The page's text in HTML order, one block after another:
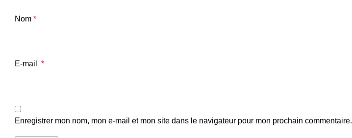
Nom *
E-mail *
Enregistrer mon nom, mon e-mail et mon site dans le navigateur pour mon prochain commentaire.